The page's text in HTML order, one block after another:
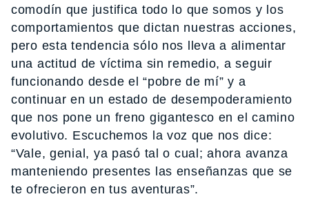
comodín que justifica todo lo que somos y los
comportamientos que dictan nuestras acciones,
pero esta tendencia sólo nos lleva a alimentar
una actitud de víctima sin remedio, a seguir
funcionando desde el “pobre de mí” y a
continuar en un estado de desempoderamiento
que nos pone un freno gigantesco en el camino
evolutivo. Escuchemos la voz que nos dice:
“Vale, genial, ya pasó tal o cual; ahora avanza
manteniendo presentes las enseñanzas que se
te ofrecieron en tus aventuras”.